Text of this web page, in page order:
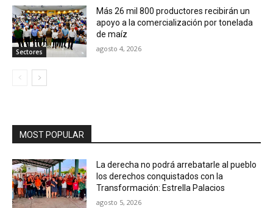
Sectores
Más 26 mil 800 productores recibirán un
apoyo a la comercialización por tonelada
de maíz
agosto 4, 2026
MOST POPULAR
La derecha no podrá arrebatarle al pueblo
los derechos conquistados con la
Transformación: Estrella Palacios
agosto 5, 2026